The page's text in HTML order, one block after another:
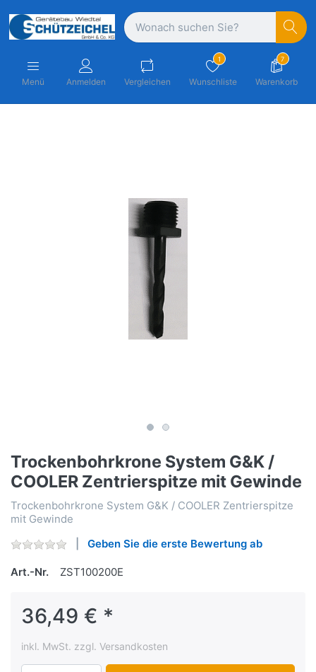
Menü Anmelden Vergleichen
1
Wunschliste
7
Warenkorb
Trockenbohrkrone System G&K /
COOLER Zentrierspitze mit Gewinde
Trockenbohrkrone System G&K / COOLER Zentrierspitze
mit Gewinde
Geben Sie die erste Bewertung ab
Art.-Nr. ZST100200E
36,49 € *
inkl. MwSt. zzgl. Versandkosten